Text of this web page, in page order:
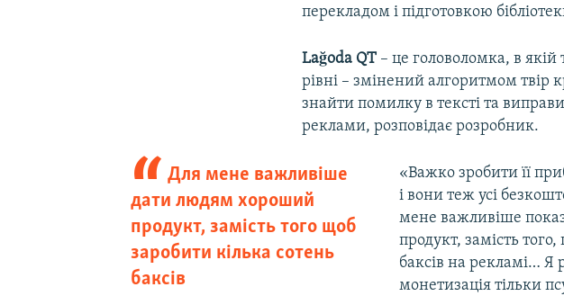
перекладом і підготовкою
Lağoda QT – це головоломка, в
рівні – змінений алгоритмом твір
знайти помилку в тексті та
реклами, розповідає розробник.
Для мене важливіше
дати людям хороший
продукт, замість того щоб
заробити кілька сотень
баксів
«Важко зробити її
і вони теж усі
мене важливіше
продукт, замість
баксів на рекламі… Я
монетизація тільки